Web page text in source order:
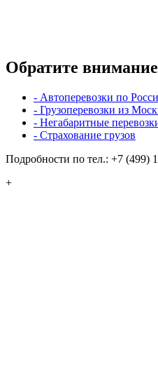
Обратите
- Автоперевозки по
- Грузоперевозки из
- Негабаритные
- Страхование грузов
Подробности по тел.: +7 (499)
+